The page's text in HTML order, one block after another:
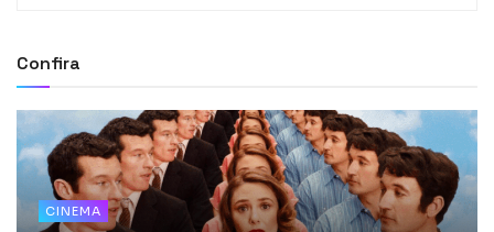
Confira
CINEMA